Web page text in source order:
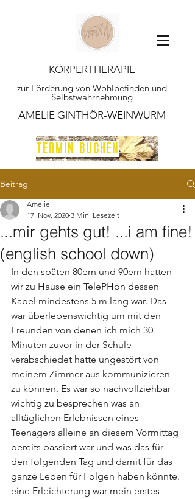
KÖRPERTHERAPIE
zur Förderung von Wohlbefinden und
Selbstwahrnehmung
AMELIE GINTHÖR-WEINWURM
TERMIN BUCHEN
Beitrag
...mir gehts gut! ...i am fine!
(english school down)
Amelie
17. Nov. 2020 3 Min. Lesezeit
In den späten 80ern und 90ern hatten
wir zu Hause ein TelePHon dessen
Kabel mindestens 5 m lang war. Das
war überlebenswichtig um mit den
Freunden von denen ich mich 30
Minuten zuvor in der Schule
verabschiedet hatte ungestört von
meinem Zimmer aus kommunizieren
zu können. Es war so nachvollziehbar
wichtig zu besprechen was an
alltäglichen Erlebnissen eines
Teenagers alleine an diesem Vormittag
bereits passiert war und was das für
den folgenden Tag und damit für das
ganze Leben für Folgen haben könnte.
eine Erleichterung war mein erstes